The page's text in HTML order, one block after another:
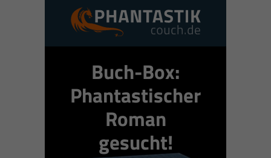
Buch-Box:
Phantastischer
Roman
gesucht!